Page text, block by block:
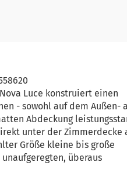
Luce konstruiert einen
- sowohl auf dem Außen-
Abdeckung
unter der Zimmerdecke
Größe kleine bis große
überaus